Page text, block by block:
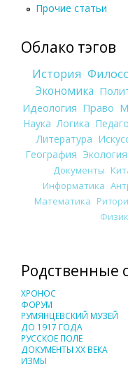
Прочие статьи
Облако тэгов
История
Экономика
Идеология Право
Наука Логика
Литература
География Экология
Документы
Информатика
Математика
Родственные
ХРОНОС
ФОРУМ
РУМЯНЦЕВСКИЙ МУЗЕЙ
ДО 1917 ГОДА
РУССКОЕ ПОЛЕ
ДОКУМЕНТЫ XX ВЕКА
ИЗМЫ